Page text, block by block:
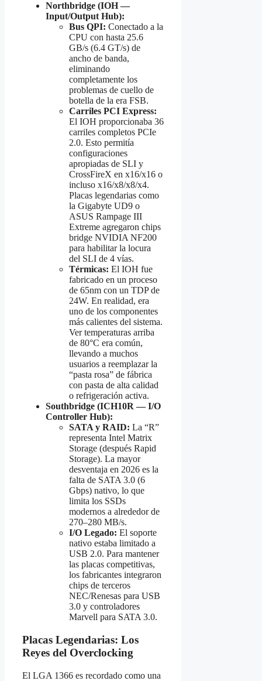
Northbridge (IOH —
Input/Output Hub):
Bus QPI: Conectado a la
CPU con hasta 25.6
GB/s (6.4 GT/s) de
ancho de banda,
eliminando
completamente los
problemas de cuello de
botella de la era FSB.
Carriles PCI Express:
El IOH proporcionaba 36
carriles completos PCIe
2.0. Esto permitía
configuraciones
apropiadas de SLI y
CrossFireX en x16/x16 o
incluso x16/x8/x8/x4.
Placas legendarias como
la Gigabyte UD9 o
ASUS Rampage III
Extreme agregaron chips
bridge NVIDIA NF200
para habilitar la locura
del SLI de 4 vías.
Térmicas: El IOH fue
fabricado en un proceso
de 65nm con un TDP de
24W. En realidad, era
uno de los componentes
más calientes del sistema.
Ver temperaturas arriba
de 80°C era común,
llevando a muchos
usuarios a reemplazar la
“pasta rosa” de fábrica
con pasta de alta calidad
o refrigeración activa.
Southbridge (ICH10R — I/O
Controller Hub):
SATA y RAID: La “R”
representa Intel Matrix
Storage (después Rapid
Storage). La mayor
desventaja en 2026 es la
falta de SATA 3.0 (6
Gbps) nativo, lo que
limita los SSDs
modernos a alrededor de
270–280 MB/s.
I/O Legado: El soporte
nativo estaba limitado a
USB 2.0. Para mantener
las placas competitivas,
los fabricantes integraron
chips de terceros
NEC/Renesas para USB
3.0 y controladores
Marvell para SATA 3.0.
Placas Legendarias: Los
Reyes del Overclocking
El LGA 1366 es recordado como una